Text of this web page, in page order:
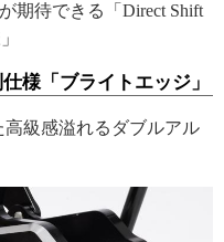
期待できる「Direct Shift
様「ブライトエッジ」
級感溢れるダブルアル